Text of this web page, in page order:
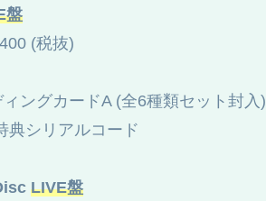
盤
(税抜)
ングカードA (全6種類セット封入)
典シリアルコード
LIVE盤